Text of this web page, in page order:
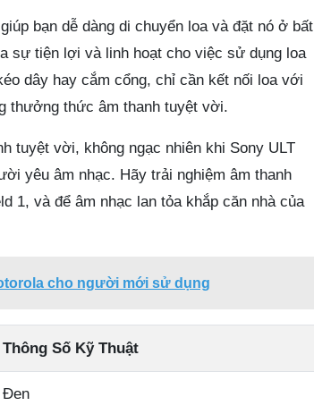
bạn dễ dàng di chuyển loa và đặt nó ở bất
sự tiện lợi và linh hoạt cho việc sử dụng loa
dây hay cắm cổng, chỉ cần kết nối loa với
thưởng thức âm thanh tuyệt vời.
tuyệt vời, không ngạc nhiên khi Sony ULT
yêu âm nhạc. Hãy trải nghiệm âm thanh
1, và để âm nhạc lan tỏa khắp căn nhà của
cho người mới sử dụng
Thông Số Kỹ Thuật
Đen